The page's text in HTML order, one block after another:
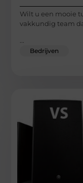
Wilt u een mooie
vakkundig team
Bedrijven